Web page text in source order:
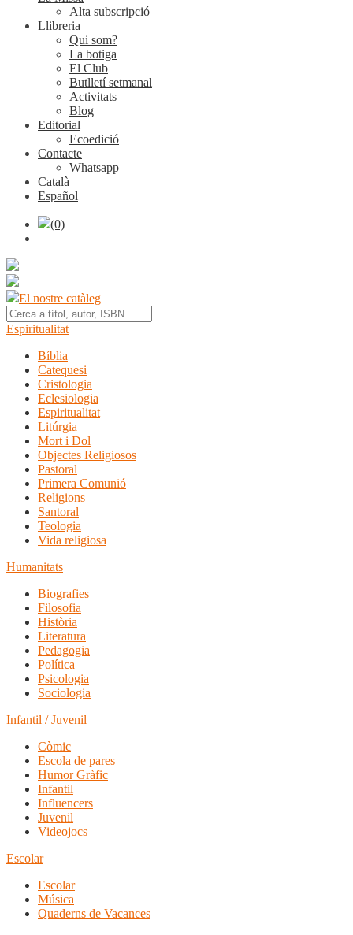
Alta subscripció
Llibreria
Qui som?
La botiga
El Club
Butlletí setmanal
Activitats
Blog
Editorial
Ecoedició
Contacte
Whatsapp
Català
Español
(0)
El nostre catàleg
Espiritualitat
Bíblia
Catequesi
Cristologia
Eclesiologia
Espiritualitat
Litúrgia
Mort i Dol
Objectes Religiosos
Pastoral
Primera Comunió
Religions
Santoral
Teologia
Vida religiosa
Humanitats
Biografies
Filosofia
Història
Literatura
Pedagogia
Política
Psicologia
Sociologia
Infantil / Juvenil
Còmic
Escola de pares
Humor Gràfic
Infantil
Influencers
Juvenil
Videojocs
Escolar
Escolar
Música
Quaderns de Vacances